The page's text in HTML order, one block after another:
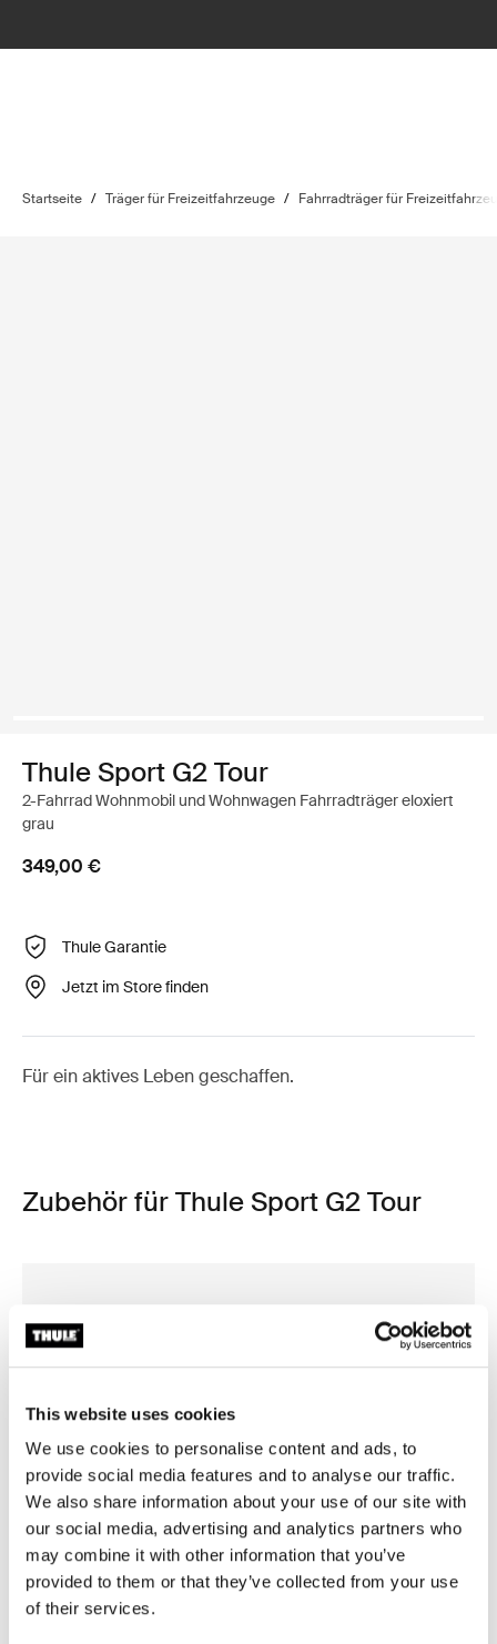
This website uses cookies
We use cookies to personalise content and ads, to
provide social media features and to analyse our traffic.
We also share information about your use of our site with
our social media, advertising and analytics partners who
may combine it with other information that you’ve
provided to them or that they’ve collected from your use
of their services.
Startseite / Träger für Freizeitfahrzeuge / Fahrradträger für
Thule Sport G2 Tour
2-Fahrrad Wohnmobil und Wohnwagen Fahrradträger eloxiert
grau
349,00 €
Thule Garantie
Jetzt im Store finden
Für ein aktives Leben geschaffen.
Zubehör für Thule Sport G2 Tour